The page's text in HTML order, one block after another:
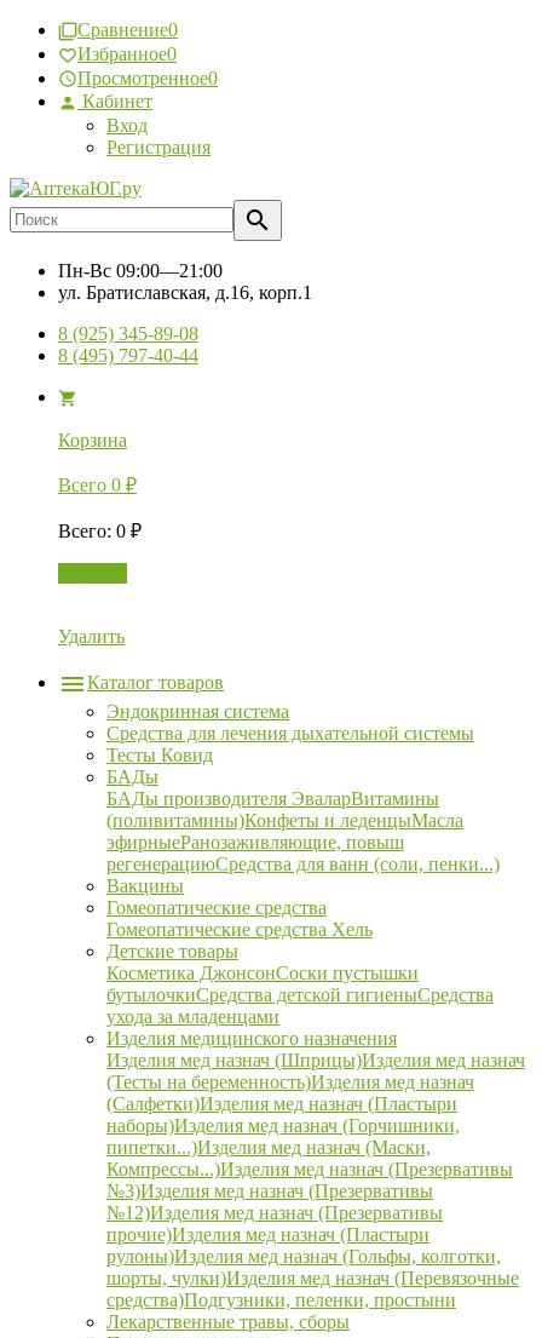
Сравнение0
Избранное0
Просмотренное0
Кабинет
Вход
Регистрация
Пн-Вс 09:00—21:00
ул. Братиславская, д.16, корп.1
8 (925) 345-89-08
8 (495) 797-40-44
Корзина
Всего 0 ₽
Всего: 0 ₽
Удалить
Каталог товаров
Эндокринная система
Средства для лечения дыхательной системы
Тесты Ковид
БАДы
БАДы производителя ЭваларВитамины
(поливитамины)Конфеты и леденцыМасла
эфирныеРанозаживляющие, повыш
регенерациюСредства для ванн (соли, пенки...)
Вакцины
Гомеопатические средства
Гомеопатические средства Хель
Детские товары
Косметика ДжонсонСоски пустышки
бутылочкиСредства детской гигиеныСредства
ухода за младенцами
Изделия медицинского назначения
Изделия мед назнач (Шприцы)Изделия мед назнач
(Тесты на беременность)Изделия мед назнач
(Салфетки)Изделия мед назнач (Пластыри
наборы)Изделия мед назнач (Горчишники,
пипетки...)Изделия мед назнач (Маски,
Компрессы...)Изделия мед назнач (Презервативы
№3)Изделия мед назнач (Презервативы
№12)Изделия мед назнач (Презервативы
прочие)Изделия мед назнач (Пластыри
рулоны)Изделия мед назнач (Гольфы, колготки,
шорты, чулки)Изделия мед назнач (Перевязочные
средства)Подгузники, пеленки, простыни
Лекарственные травы, сборы